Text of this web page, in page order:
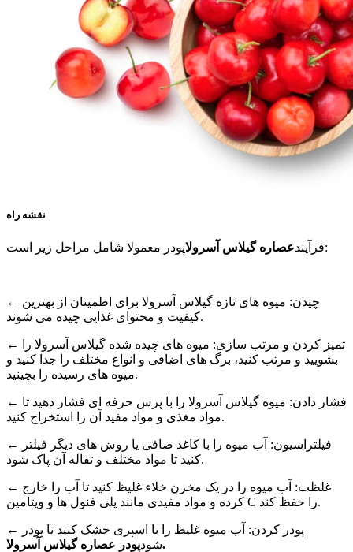
نقشه راه
فرآیندعصاره گیلاس آسرولا پودر معمولا شامل مراحل زیر است:
← چیدن: میوه های تازه گیلاس آسرولا برای اطمینان از بهترین
کیفیت و محتوای غذایی چیده می شوند.
← تمیز کردن و مرتب سازی: میوه های چیده شده گیلاس آسرولا را
بشویید و مرتب کنید، برگ های اضافی و انواع مختلف را جدا کنید و
میوه های رسیده را بچینید.
← فشار دادن: میوه گیلاس آسرولا را با پرس حرفه ای فشار دهید تا
مواد مغذی و مواد مفید آن را استخراج کنید.
← فیلتراسیون: آب میوه را با کاغذ صافی یا روش های دیگر فیلتر
کنید تا مواد مختلف و تفاله آن پاک شود.
← غلظت: آب میوه را در یک مخزن خلاء غلیظ کنید تا آب را خارج
کرده و مواد مفیدی مانند پلی فنول ها و ویتامین C را حفظ کند.
← پودر کردن: آب میوه غلیظ را با اسپری خشک کنید تا پودر
شودپودر عصاره گیلاس آسرولا.